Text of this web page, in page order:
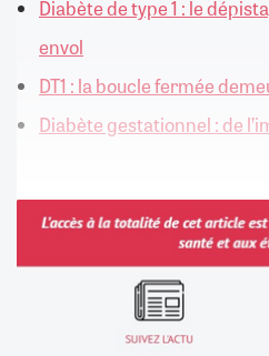
Diabète de type 1 : le
envol
DT1 : la boucle fermée
Diabète gestationnel : de